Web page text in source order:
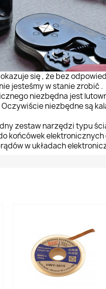
się , że bez
jesteśmy w stanie zrobić .
niezbędna jest
niezbędne są
zestaw narzędzi typu
końcówek
w układach